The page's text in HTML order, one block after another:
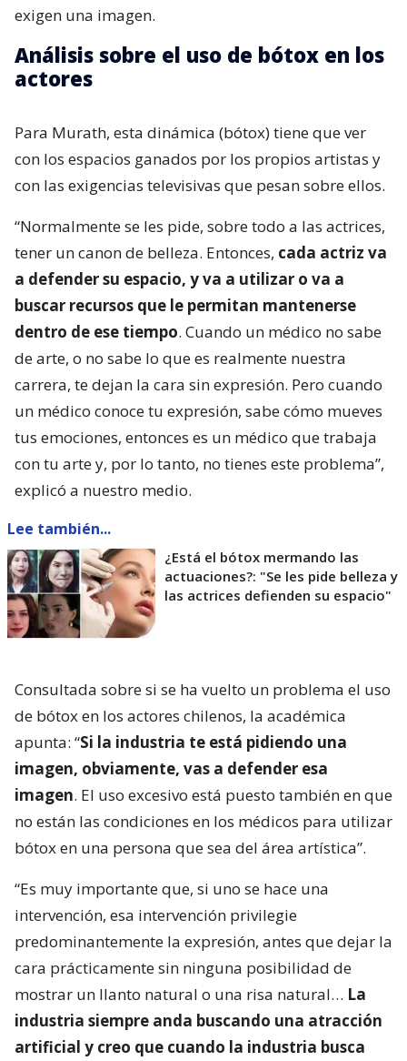
exigen una imagen.
Análisis sobre el uso de bótox en los
actores
Para Murath, esta dinámica (bótox) tiene que ver
con los espacios ganados por los propios artistas y
con las exigencias televisivas que pesan sobre ellos.
“Normalmente se les pide, sobre todo a las actrices,
tener un canon de belleza. Entonces, cada actriz va
a defender su espacio, y va a utilizar o va a
buscar recursos que le permitan mantenerse
dentro de ese tiempo. Cuando un médico no sabe
de arte, o no sabe lo que es realmente nuestra
carrera, te dejan la cara sin expresión. Pero cuando
un médico conoce tu expresión, sabe cómo mueves
tus emociones, entonces es un médico que trabaja
con tu arte y, por lo tanto, no tienes este problema”,
explicó a nuestro medio.
Lee también...
¿Está el bótox mermando las
actuaciones?: "Se les pide belleza y
las actrices defienden su espacio"
Consultada sobre si se ha vuelto un problema el uso
de bótox en los actores chilenos, la académica
apunta: “Si la industria te está pidiendo una
imagen, obviamente, vas a defender esa
imagen. El uso excesivo está puesto también en que
no están las condiciones en los médicos para utilizar
bótox en una persona que sea del área artística”.
“Es muy importante que, si uno se hace una
intervención, esa intervención privilegie
predominantemente la expresión, antes que dejar la
cara prácticamente sin ninguna posibilidad de
mostrar un llanto natural o una risa natural… La
industria siempre anda buscando una atracción
artificial y creo que cuando la industria busca